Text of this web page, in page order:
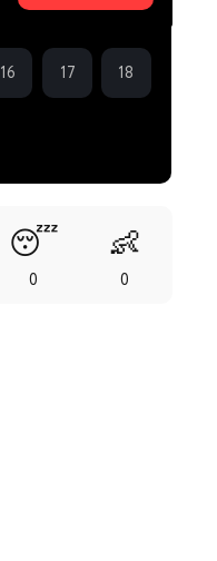
16 17 18
😴
0
👶
0